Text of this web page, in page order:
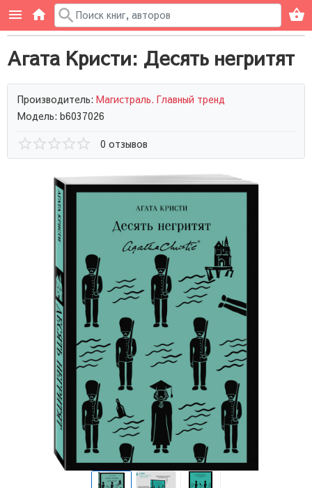
Агата Кристи: Десять негритят
Производитель: Магистраль. Главный тренд
Модель: b6037026
0 отзывов